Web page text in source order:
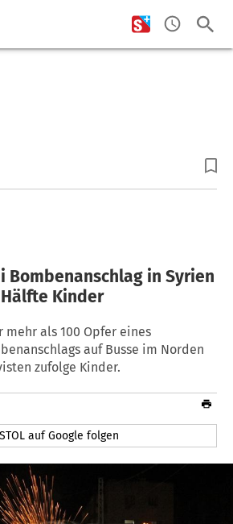
Bombenanschlag in Syrien
Kinder
als 100 Opfer eines
auf Busse im Norden
zufolge Kinder.
STOL auf Google folgen